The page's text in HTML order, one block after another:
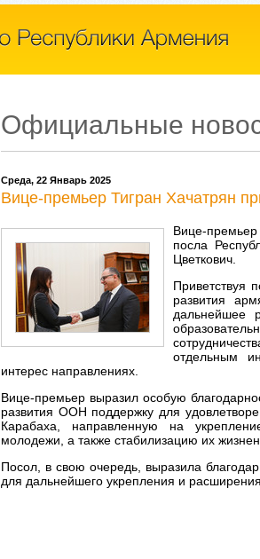
Официальные
Среда, 22 Январь 2025
Вице-премьер Тигран Хачатрян
Вице-
посла
Цветкович.
Приветствуя
развития
дальнейшее
отдельным
интерес направлениях.
Вице-премьер выразил особую
развития ООН поддержку для
Карабаха, направленную на
молодежи, а также стабилизацию их
Посол, в свою очередь, выразила
для дальнейшего укрепления и